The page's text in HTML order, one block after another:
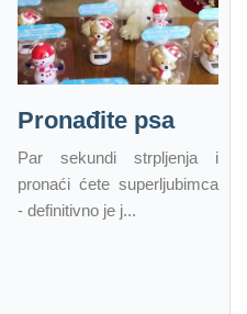
Pronađite psa
Par sekundi strpljenja i
pronaći ćete superljubimca
- definitivno je j...